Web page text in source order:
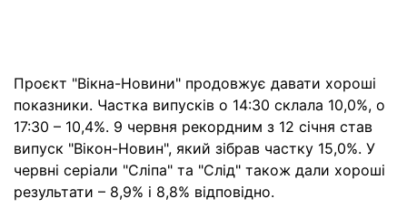
Проєкт "Вікна-Новини" продовжує давати хороші
показники. Частка випусків о 14:30 склала 10,0%, о
17:30 – 10,4%. 9 червня рекордним з 12 січня став
випуск "Вікон-Новин", який зібрав частку 15,0%. У
червні серіали "Сліпа" та "Слід" також дали хороші
результати – 8,9% і 8,8% відповідно.